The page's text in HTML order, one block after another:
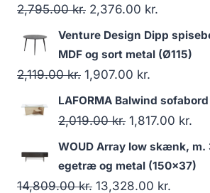
2,795.00kr. 2,376.00 kr.
Venture Design Dipp
MDF og sort metal (Ø115)
2,119.00kr. 1,907.00 kr.
LAFORMA Balwind
2,019.00kr. 1,817.00 kr.
WOUD Array low skænk, m.
egetræ og metal (150x37)
14,809.00kr. 13,328.00 kr.